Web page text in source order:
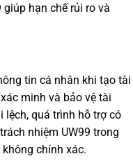
giúp hạn chế rủi ro và
tin cá nhân khi tạo tài
minh và bảo vệ tài
lệch, quá trình hỗ trợ có
nhiệm UW99 trong
chính xác.